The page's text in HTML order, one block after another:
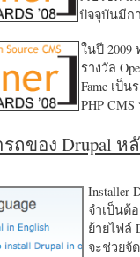
ปัจจุบันมีก
ในปี 2009
รางวัล
Fame เป็น
PHP
ถของ Drupal ห
Installer
จำเป็นต้
ย้ายไฟล์
จะช่วยจั